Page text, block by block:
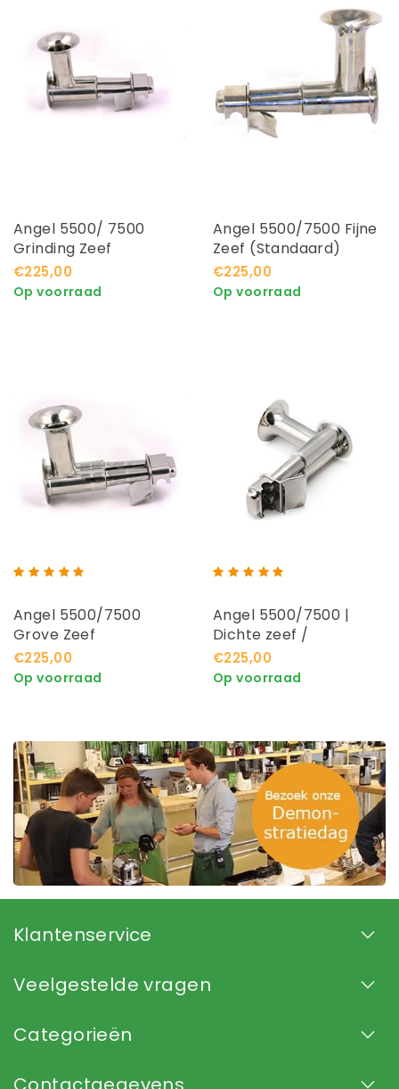
Angel 5500/ 7500
Grinding Zeef
€225,00
Op voorraad
Angel 5500/7500 Fijne
Zeef (Standaard)
€225,00
Op voorraad
Angel 5500/7500
Grove Zeef
€225,00
Op voorraad
Angel 5500/7500 |
Dichte zeef /
Pindakaas
€225,00
Op voorraad
Klantenservice
Veelgestelde vragen
Categorieën